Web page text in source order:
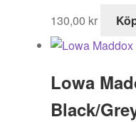
130,00 kr
Lowa
Black/